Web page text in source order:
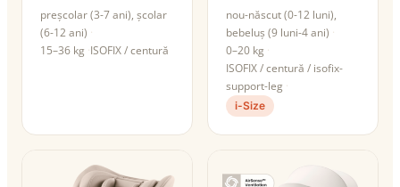
preșcolar (3-7 ani), școlar
(6-12 ani)
15–36 kg ISOFIX / centură
nou-născut (0-12 luni),
bebeluș (9 luni-4 ani)
0–20 kg
ISOFIX / centură / isofix-
support-leg
i-Size